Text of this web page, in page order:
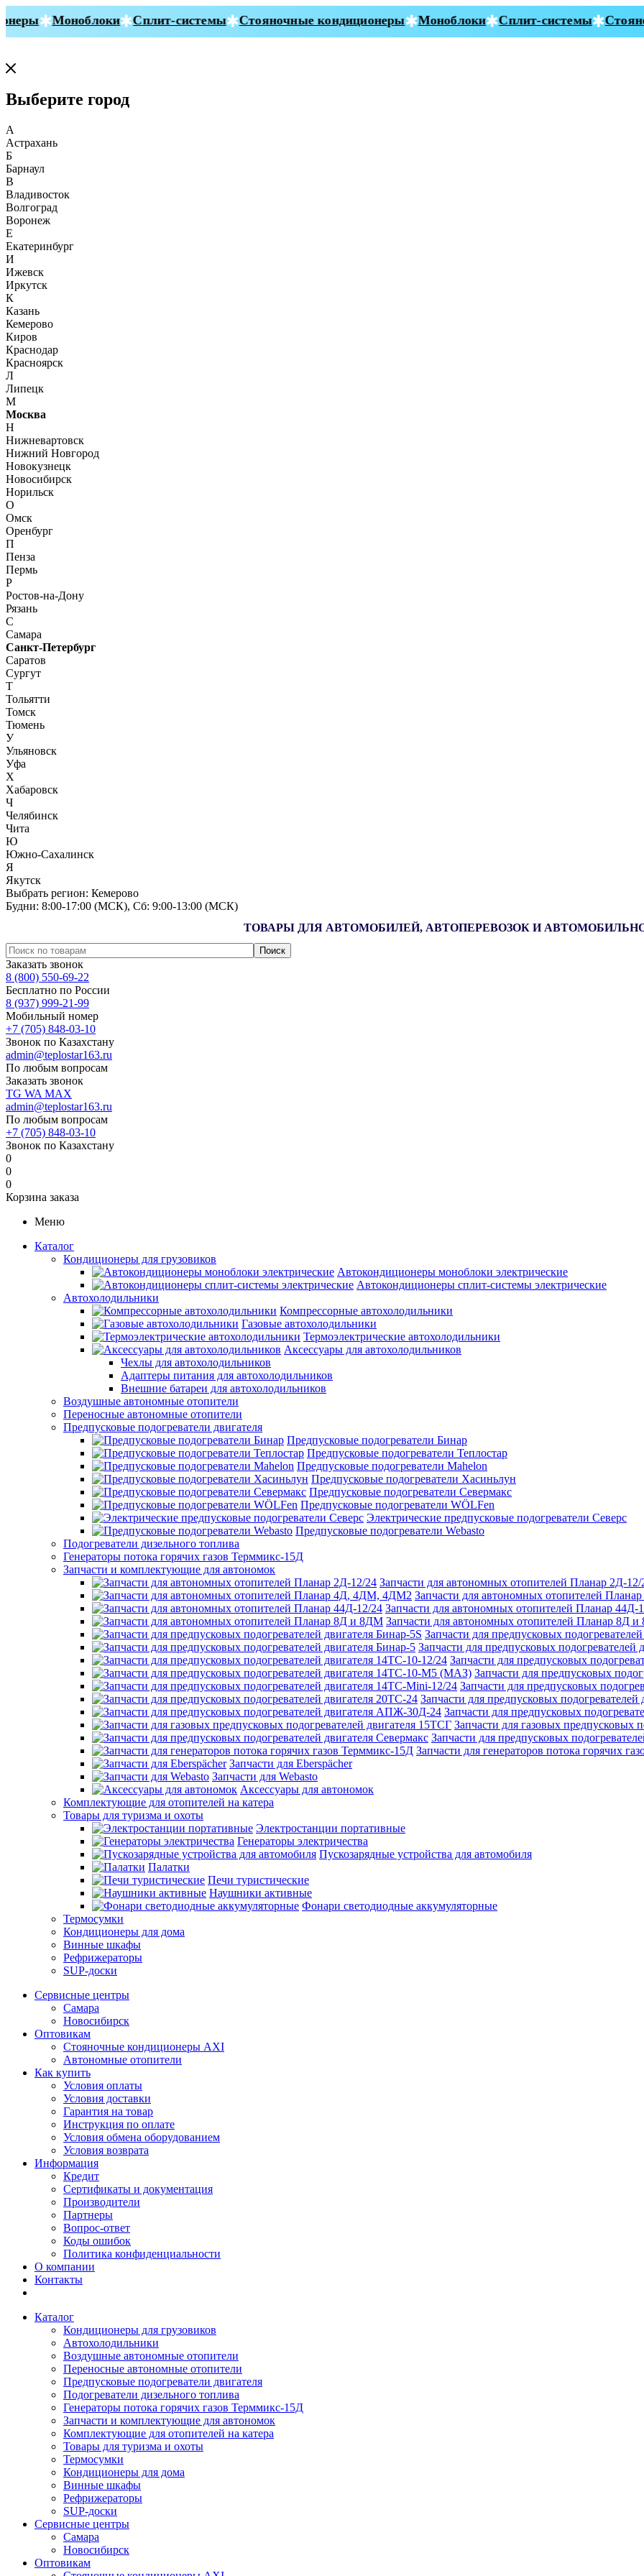
Моноблоки Сплит-системы Стояночные кондиционеры Моноблоки Сплит-системы
Выберите город
А
Астрахань
Б
Барнаул
В
Владивосток
Волгоград
Воронеж
Е
Екатеринбург
И
Ижевск
Иркутск
К
Казань
Кемерово
Киров
Краснодар
Красноярск
Л
Липецк
М
Москва
Н
Нижневартовск
Нижний Новгород
Новокузнецк
Новосибирск
Норильск
О
Омск
Оренбург
П
Пенза
Пермь
Р
Ростов-на-Дону
Рязань
С
Самара
Санкт-Петербург
Саратов
Сургут
Т
Тольятти
Томск
Тюмень
У
Ульяновск
Уфа
Х
Хабаровск
Ч
Челябинск
Чита
Ю
Южно-Сахалинск
Я
Якутск
Выбрать регион: Кемерово
Будни: 8:00‑17:00 (МСК), Сб: 9:00‑13:00 (МСК)
ТОВАРЫ ДЛЯ АВТОМОБИЛЕЙ, АВТОПЕРЕВОЗОК И
Заказать звонок
8 (800) 550-69-22
Бесплатно по России
8 (937) 999-21-99
Мобильный номер
+7 (705) 848-03-10
Звонок по Казахстану
admin@teplostar163.ru
По любым вопросам
Заказать звонок
TG WA MAX
admin@teplostar163.ru
По любым вопросам
+7 (705) 848-03-10
Звонок по Казахстану
0
0
0
Корзина заказа
Меню
Каталог
Кондиционеры для грузовиков
Автокондиционеры моноблоки электрические
Автокондиционеры сплит-системы электрические
Автохолодильники
Компрессорные автохолодильники
Газовые автохолодильники
Термоэлектрические автохолодильники
Аксессуары для автохолодильников
Чехлы для автохолодильников
Адаптеры питания для автохолодильников
Внешние батареи для автохолодильников
Воздушные автономные отопители
Переносные автономные отопители
Предпусковые подогреватели двигателя
Предпусковые подогреватели Бинар
Предпусковые подогреватели Теплостар
Предпусковые подогреватели Mahelon
Предпусковые подогреватели Хасиньлун
Предпусковые подогреватели Севермакс
Предпусковые подогреватели WÖLFen
Электрические предпусковые подогреватели Северс
Предпусковые подогреватели Webasto
Подогреватели дизельного топлива
Генераторы потока горячих газов Терммикс-15Д
Запчасти и комплектующие для автономок
Запчасти для автономных отопителей Планар 2Д-12/
Запчасти для автономных отопителей
Запчасти для автономных отопителей Планар 44Д-
Запчасти для автономных отопителей Планар 8Д
Запчасти для предпусковых
Запчасти для предпусковых подогревателей
Запчасти для предпусковых
Запчасти для предпусковых
Запчасти для предпусковых
Запчасти для предпусковых
Запчасти для предпусковых
Запчасти для газовых предпусковых
Запчасти для предпусковых
Запчасти для генераторов потока горячих
Запчасти для Eberspächer
Запчасти для Webasto
Аксессуары для автономок
Комплектующие для отопителей на катера
Товары для туризма и охоты
Электростанции портативные
Генераторы электричества
Пускозарядные устройства для автомобиля
Палатки
Печи туристические
Наушники активные
Фонари светодиодные аккумуляторные
Термосумки
Кондиционеры для дома
Винные шкафы
Рефрижераторы
SUP-доски
Сервисные центры
Самара
Новосибирск
Оптовикам
Стояночные кондиционеры AXI
Автономные отопители
Как купить
Условия оплаты
Условия доставки
Гарантия на товар
Инструкция по оплате
Условия обмена оборудованием
Условия возврата
Информация
Кредит
Сертификаты и документация
Производители
Партнеры
Вопрос-ответ
Коды ошибок
Политика конфиденциальности
О компании
Контакты
Каталог
Кондиционеры для грузовиков
Автохолодильники
Воздушные автономные отопители
Переносные автономные отопители
Предпусковые подогреватели двигателя
Подогреватели дизельного топлива
Генераторы потока горячих газов Терммикс-15Д
Запчасти и комплектующие для автономок
Комплектующие для отопителей на катера
Товары для туризма и охоты
Термосумки
Кондиционеры для дома
Винные шкафы
Рефрижераторы
SUP-доски
Сервисные центры
Самара
Новосибирск
Оптовикам